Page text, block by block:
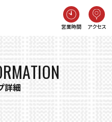
営業時間 アクセス
詳細